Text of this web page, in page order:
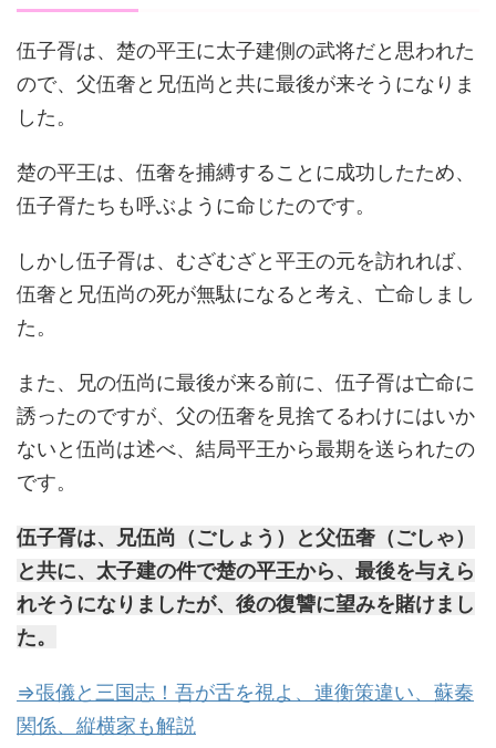
伍子胥は、楚の平王に太子建側の武将だと思われた
ので、父伍奢と兄伍尚と共に最後が来そうになりま
した。
楚の平王は、伍奢を捕縛することに成功したため、
伍子胥たちも呼ぶように命じたのです。
しかし伍子胥は、むざむざと平王の元を訪れれば、
伍奢と兄伍尚の死が無駄になると考え、亡命しまし
た。
また、兄の伍尚に最後が来る前に、伍子胥は亡命に
誘ったのですが、父の伍奢を見捨てるわけにはいか
ないと伍尚は述べ、結局平王から最期を送られたの
です。
伍子胥は、兄伍尚（ごしょう）と父伍奢（ごしゃ）
と共に、太子建の件で楚の平王から、最後を与えら
れそうになりましたが、後の復讐に望みを賭けまし
た。
⇒張儀と三国志！吾が舌を視よ、連衡策違い、蘇秦
関係、縦横家も解説